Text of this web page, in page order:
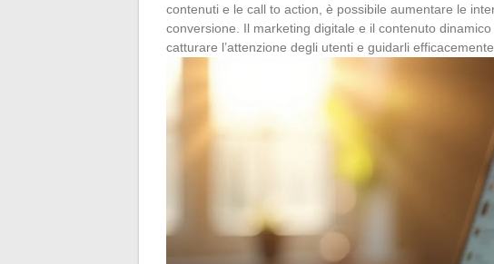
contenuti e le call to action, è possibile aumentare le
conversione. Il marketing digitale e il contenuto
catturare l’attenzione degli utenti e guidarli